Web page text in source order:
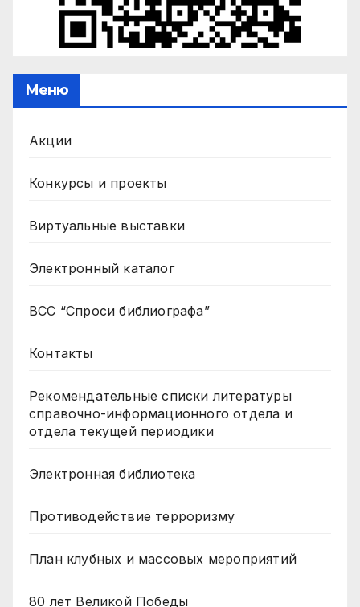
Меню
Акции
Конкурсы и проекты
Виртуальные выставки
Электронный каталог
ВСС “Спроси библиографа”
Контакты
Рекомендательные списки литературы
справочно-информационного отдела и
отдела текущей периодики
Электронная библиотека
Противодействие терроризму
План клубных и массовых мероприятий
80 лет Великой Победы